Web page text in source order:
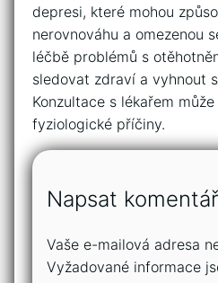
depresi, které mohou
nerovnováhu a omezenou
léčbě problémů s
sledovat zdraví a vyhnout
Konzultace s lékařem
fyziologické příčiny.
Napsat komentář
Vaše e-mailová adresa
Vyžadované informace